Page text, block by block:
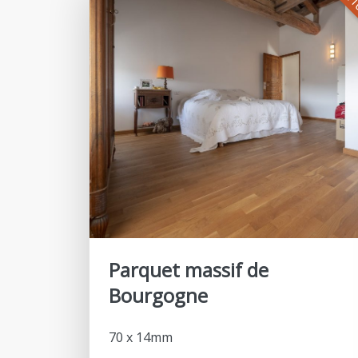
Parquet massif de
Bourgogne
70 x 14mm
(possibilité en 70x23mm à 53€ TTC le m²)